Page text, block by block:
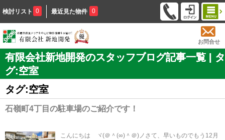
検討リスト 0 最近見た物件 0
お問合せ
有限会社新地開発のスタッフブログ記事一覧 | タ
グ:空室
タグ:空室
石嶺町4丁目の駐車場のご紹介です！
こんにちは ヾ(＠＾(∞)＾＠)ノさて、早いものでもう12月